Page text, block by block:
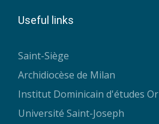
Useful links
Saint-Siège
Archidiocèse de Milan
Institut Dominicain d'études
Université Saint-Joseph